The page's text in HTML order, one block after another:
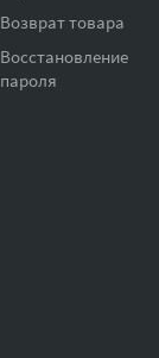
Возврат товара
Восстановление
пароля